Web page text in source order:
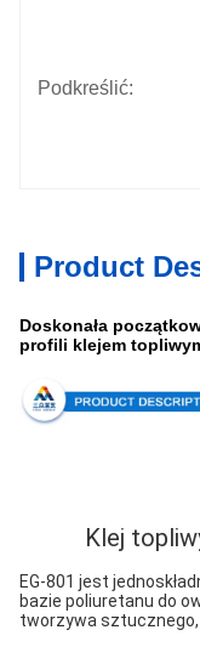
Podkreślić:
Product
Doskonała
profili klejem
Klej
EG-801 jest
bazie poliuretanu do
tworzywa sztucznego,